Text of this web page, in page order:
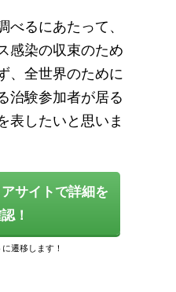
べるにあたって、
感染の収束のため
、全世界のために
治験参加者が居る
表したいと思いま
サイトで詳細を
！